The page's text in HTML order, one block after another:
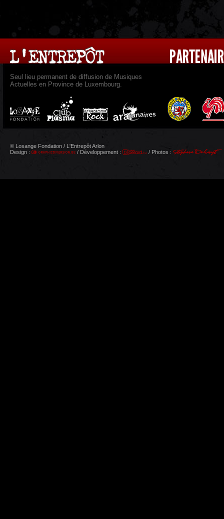
Seul lieu permanent de diffusion de Musiques
Actuelles en Province de Luxembourg.
© Losange Fondation / L'Entrepôt Arlon
Design :
/ Développement : / Photos :